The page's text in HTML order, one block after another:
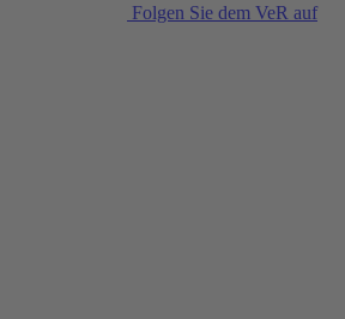
Folgen Sie dem VeR auf